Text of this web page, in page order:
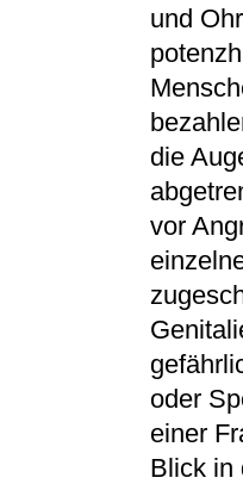
und
die
vor
oder
einer
Blick in